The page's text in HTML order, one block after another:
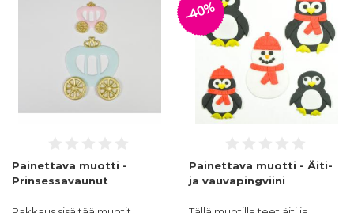
Painettava muotti -
Prinsessavaunut
-40%
Painettava muotti - Äiti-
ja vauvapingviini